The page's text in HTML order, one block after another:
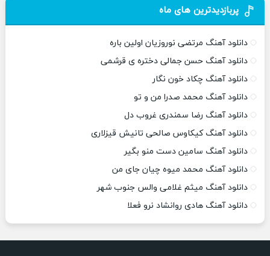
پربازدیدترین های ماه
دانلود آهنگ مرتضی نوروزیان اولین باره
دانلود آهنگ حسن جمالی دختره ی قرشمی
دانلود آهنگ چکاد خون نگار
دانلود آهنگ محمد صدرا من و تو
دانلود آهنگ رضا سمندری غروب دل
دانلود آهنگ کیکاوس صالحی تانیش قیزلاری
دانلود آهنگ سامین دست منو بگیر
دانلود آهنگ محمد میوه چیان جای من
دانلود آهنگ میثم غلامی والس جنوب شهر
دانلود آهنگ هادی روانشاد نرو فعلا